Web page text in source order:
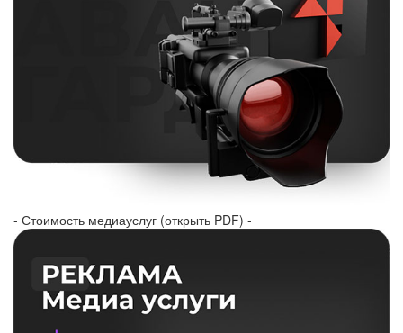
- Стоимость медиауслуг (открыть PDF) -